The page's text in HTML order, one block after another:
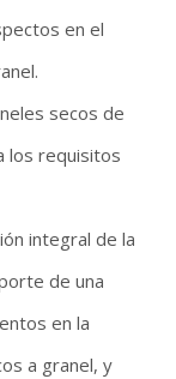
en el
secos de
los requisitos
integral de la
de una
en la
a granel, y